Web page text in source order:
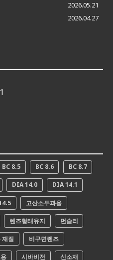
2026.05.21
2026.04.27
BC 8.5 BC 8.6 BC 8.7
DIA 14.0 DIA 14.1
고산소투과율
렌즈형태유지 먼슬리
재질 비구면렌즈
시바비전 신소재